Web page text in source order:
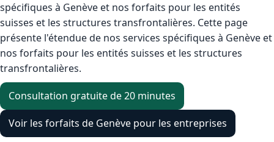
spécifiques à Genève et nos forfaits pour les entités
suisses et les structures transfrontalières. Cette page
présente l'étendue de nos services spécifiques à Genève et
nos forfaits pour les entités suisses et les structures
transfrontalières.
Consultation gratuite de 20 minutes
Voir les forfaits de Genève pour les entreprises